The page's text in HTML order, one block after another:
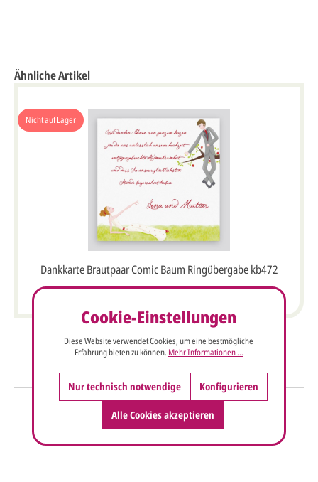
Ähnliche Artikel
Nicht auf Lager
Dankkarte Brautpaar Comic Baum Ringübergabe kb472
So einfach geht's
Cookie-Einstellungen
Diese Website verwendet Cookies, um eine bestmögliche
Erfahrung bieten zu können. Mehr Informationen ...
Nur technisch notwendige Konfigurieren
Alle Cookies akzeptieren